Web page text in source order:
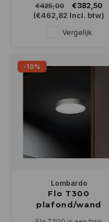
Plafond inbouw Outdoor
1103mm zijn verstelbaar.
Leverbaar in zwart in 2700K
(afsnijding)
€425,00
€382,50
(€462,82 Incl. btw)
Vergelijk
-10%
Lombardo
Flo T300
plafond/wand